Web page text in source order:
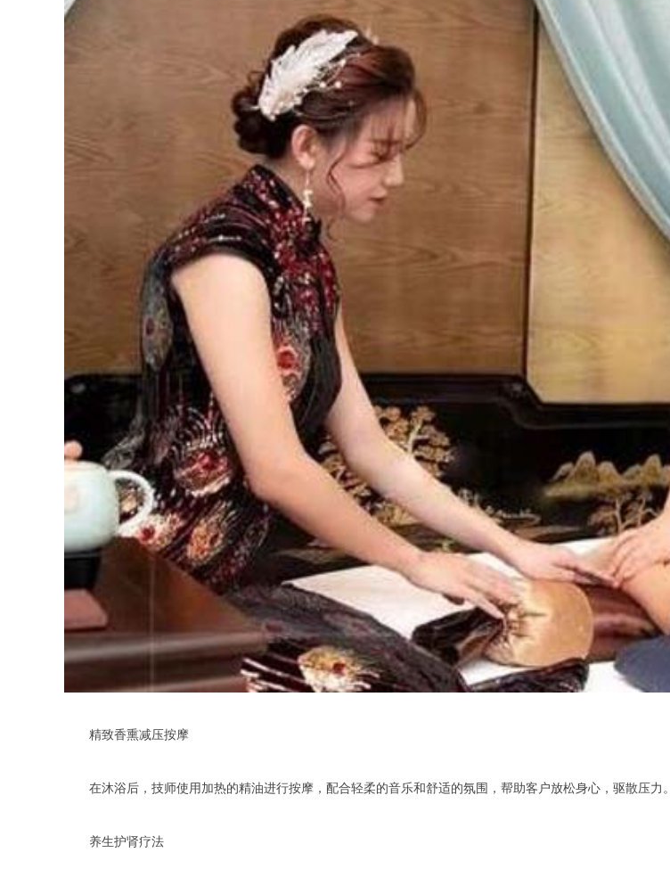
精致香熏减压按摩
在沐浴后，技师使用加热的精油进行按摩，配合轻柔的音乐和舒适的氛围，帮助客户放松身心，驱散压力。
养生护肾疗法